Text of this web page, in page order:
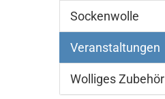
Sockenwolle
Veranstaltungen
Wolliges Zubehör